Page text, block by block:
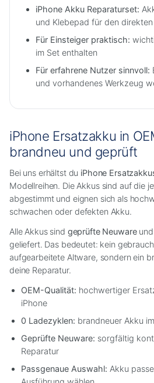
iPhone Akku Reparaturset:
und Klebepad für den direkten
Für Einsteiger praktisch:
im Set enthalten
Für erfahrene Nutzer sinnvoll:
und vorhandenes Werkzeug
iPhone Ersatzakku in
brandneu und geprüft
Bei uns erhältst du iPhone
Modellreihen. Die Akkus sind auf die
abgestimmt und eignen sich als
schwachen oder defekten Akku.
Alle Akkus sind geprüfte Neuwareund
geliefert. Das bedeutet: kein
aufgearbeitete Altware, sondern ein
deine Reparatur.
OEM-Qualität: hochwertiger
iPhone
0 Ladezyklen: brandneuer Akku
Geprüfte Neuware: sorgfältig
Reparatur
Passgenaue Auswahl: Akku